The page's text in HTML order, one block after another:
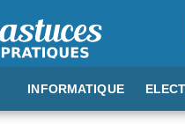
INFORMATIQUE